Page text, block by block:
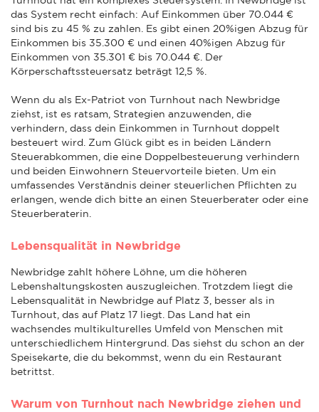
das System recht einfach: Auf Einkommen über 70.044 €
sind bis zu 45 % zu zahlen. Es gibt einen 20%igen Abzug für
Einkommen bis 35.300 € und einen 40%igen Abzug für
Einkommen von 35.301 € bis 70.044 €. Der
Körperschaftssteuersatz beträgt 12,5 %.
Wenn du als Ex-Patriot von Turnhout nach Newbridge
ziehst, ist es ratsam, Strategien anzuwenden, die
verhindern, dass dein Einkommen in Turnhout doppelt
besteuert wird. Zum Glück gibt es in beiden Ländern
Steuerabkommen, die eine Doppelbesteuerung verhindern
und beiden Einwohnern Steuervorteile bieten. Um ein
umfassendes Verständnis deiner steuerlichen Pflichten zu
erlangen, wende dich bitte an einen Steuerberater oder eine
Steuerberaterin.
Lebensqualität in Newbridge
Newbridge zahlt höhere Löhne, um die höheren
Lebenshaltungskosten auszugleichen. Trotzdem liegt die
Lebensqualität in Newbridge auf Platz 3, besser als in
Turnhout, das auf Platz 17 liegt. Das Land hat ein
wachsendes multikulturelles Umfeld von Menschen mit
unterschiedlichem Hintergrund. Das siehst du schon an der
Speisekarte, die du bekommst, wenn du ein Restaurant
betrittst.
Warum von Turnhout nach Newbridge ziehen und